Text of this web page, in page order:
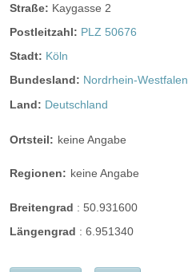
Straße: Kaygasse 2
Postleitzahl: PLZ 50676
Stadt: Köln
Bundesland: Nordrhein-Westfalen
Land: Deutschland
Ortsteil: keine Angabe
Regionen: keine Angabe
Breitengrad : 50.931600
Längengrad : 6.951340